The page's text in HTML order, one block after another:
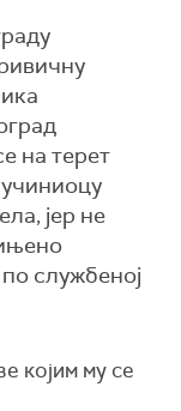
на терет
јер не
службеној
којим му се